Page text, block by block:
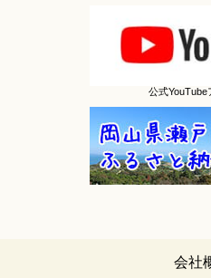
公式YouTube
会社